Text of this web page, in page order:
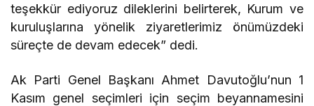
teşekkür ediyoruz dileklerini belirterek, Kurum ve
kuruluşlarına yönelik ziyaretlerimiz önümüzdeki
süreçte de devam edecek” dedi.
Ak Parti Genel Başkanı Ahmet Davutoğlu’nun 1
Kasım genel seçimleri için seçim beyannamesini